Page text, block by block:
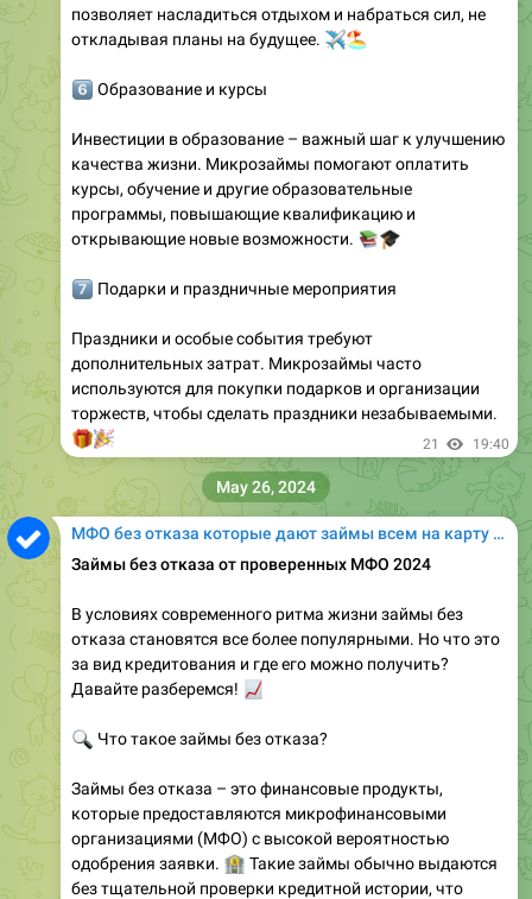
позволяет насладиться отдыхом и набраться сил, не
откладывая планы на будущее.
✈️
🏖
Образование и курсы
Инвестиции в образование – важный шаг к улучшению
качества жизни. Микрозаймы помогают оплатить
курсы, обучение и другие образовательные
программы, повышающие квалификацию и
открывающие новые возможности.
📚
🎓
Подарки и праздничные мероприятия
Праздники и особые события требуют
дополнительных затрат. Микрозаймы часто
используются для покупки подарков и организации
торжеств, чтобы сделать праздники незабываемыми.
21 19:40
МФО без отказа которые дают займы всем на карту онлайн
Займы без отказа от проверенных МФО 2024
В условиях современного ритма жизни займы без
отказа становятся все более популярными. Но что это
за вид кредитования и где его можно получить?
Давайте разберемся!
📈
Что такое займы без отказа?
Займы без отказа – это финансовые продукты,
которые предоставляются микрофинансовыми
организациями (МФО) с высокой вероятностью
одобрения заявки.
🏦Такие займы обычно выдаются
без тщательной проверки кредитной истории, что
May 26, 2024